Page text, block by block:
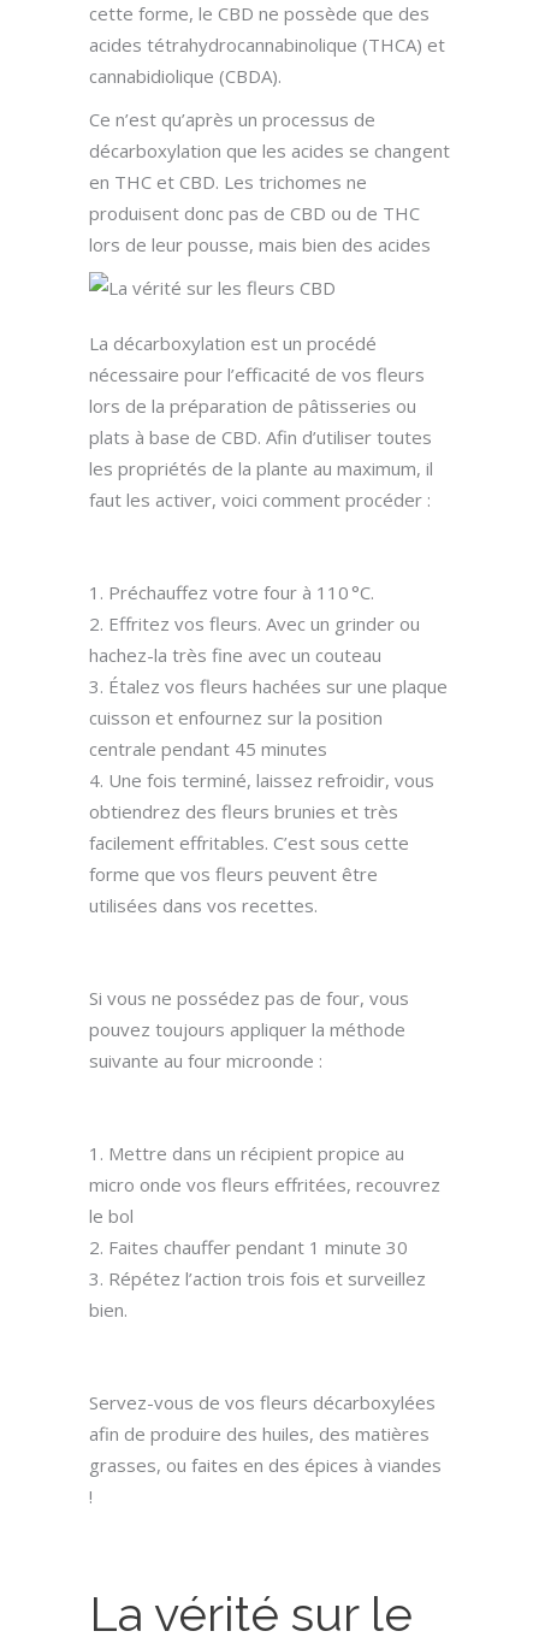
cette forme, le CBD ne possède que des
acides tétrahydrocannabinolique (THCA) et
cannabidiolique (CBDA).
Ce n’est qu’après un processus de
décarboxylation que les acides se changent
en THC et CBD. Les trichomes ne
produisent donc pas de CBD ou de THC
lors de leur pousse, mais bien des acides
La décarboxylation est un procédé
nécessaire pour l’efficacité de vos fleurs
lors de la préparation de pâtisseries ou
plats à base de CBD. Afin d’utiliser toutes
les propriétés de la plante au maximum, il
faut les activer, voici comment procéder :
Préchauffez votre four à 110 °C.
Effritez vos fleurs. Avec un grinder ou
hachez-la très fine avec un couteau
Étalez vos fleurs hachées sur une plaque
cuisson et enfournez sur la position
centrale pendant 45 minutes
Une fois terminé, laissez refroidir, vous
obtiendrez des fleurs brunies et très
facilement effritables. C’est sous cette
forme que vos fleurs peuvent être
utilisées dans vos recettes.
Si vous ne possédez pas de four, vous
pouvez toujours appliquer la méthode
suivante au four microonde :
Mettre dans un récipient propice au
micro onde vos fleurs effritées, recouvrez
le bol
Faites chauffer pendant 1 minute 30
Répétez l’action trois fois et surveillez
bien.
Servez-vous de vos fleurs décarboxylées
afin de produire des huiles, des matières
grasses, ou faites en des épices à viandes
!
La vérité sur le